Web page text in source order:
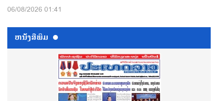
06/08/2026 01:41
ຫນ້ັງສືພິມ